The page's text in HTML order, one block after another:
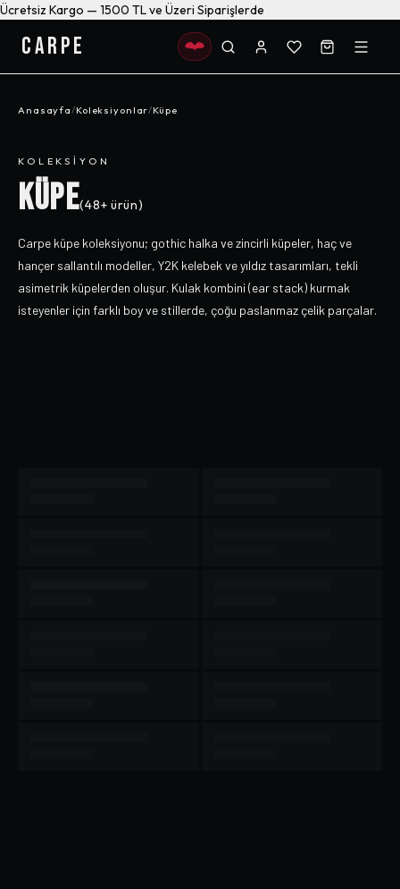
Ücretsiz Kargo — 1500 TL ve Üzeri Siparişlerde
CARPE
Anasayfa/Koleksiyonlar/Küpe
KOLEKSIYON
KÜPE(48+ ürün)
Carpe küpe koleksiyonu; gothic halka ve zincirli küpeler, haç ve
hançer sallantılı modeller, Y2K kelebek ve yıldız tasarımları, tekli
asimetrik küpelerden oluşur. Kulak kombini (ear stack) kurmak
isteyenler için farklı boy ve stillerde, çoğu paslanmaz çelik parçalar.